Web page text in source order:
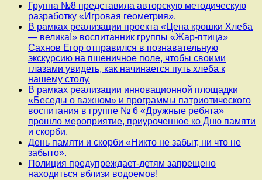
Группа №8 представила авторскую методическую
разработку «Игровая геометрия».
В рамках реализации проекта «Цена крошки Хлеба
— велика!» воспитанник группы «Жар-птица»
Сахнов Егор отправился в познавательную
экскурсию на пшеничное поле, чтобы своими
глазами увидеть, как начинается путь хлеба к
нашему столу.
В рамках реализации инновационной площадки
«Беседы о важном» и программы патриотического
воспитания в группе № 6 «Дружные ребята»
прошло мероприятие, приуроченное ко Дню памяти
и скорби.
День памяти и скорби «Никто не забыт, ни что не
забыто».
Полиция предупреждает-детям запрещено
находиться вблизи водоемов!